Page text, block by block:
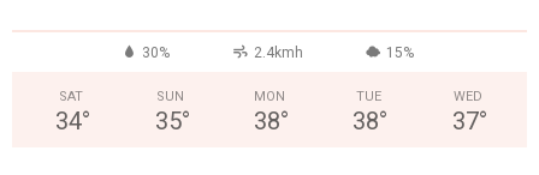
30% 2.4kmh 15%
SAT
34°
SUN
35°
MON
38°
TUE
38°
WED
37°